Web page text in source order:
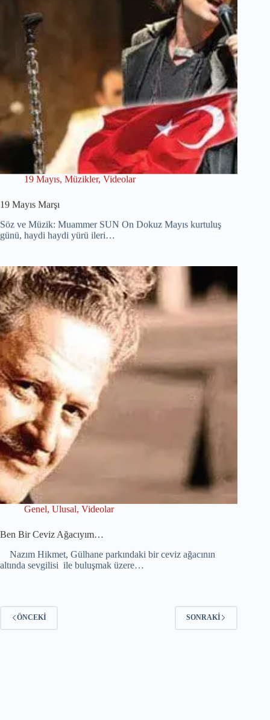
19 Mayıs, Müzikler, Videolar
19 Mayıs Marşı
Söz ve Müzik: Muammer SUN On Dokuz Mayıs kurtuluş
günü, haydi haydi yürü ileri…
Genel Ulusal Videolar
Ben Bir Ceviz Ağacıyım…
Nazım Hikmet, Gülhane parkındaki bir ceviz ağacının
altında sevgilisi ile buluşmak üzere…
ÖNCEKI SONRAKI